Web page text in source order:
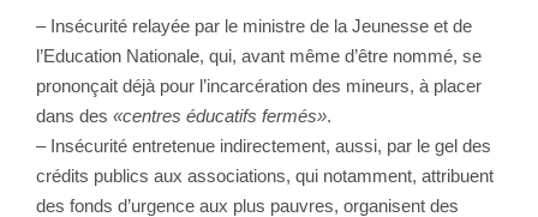
– Insécurité relayée par le ministre de la Jeunesse et de
l’Education Nationale, qui, avant même d’être nommé, se
prononçait déjà pour l’incarcération des mineurs, à placer
dans des «centres éducatifs fermés».
– Insécurité entretenue indirectement, aussi, par le gel des
crédits publics aux associations, qui notamment, attribuent
des fonds d’urgence aux plus pauvres, organisent des